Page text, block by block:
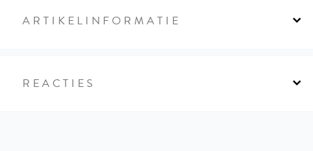
ARTIKELINFORMATIE
REACTIES